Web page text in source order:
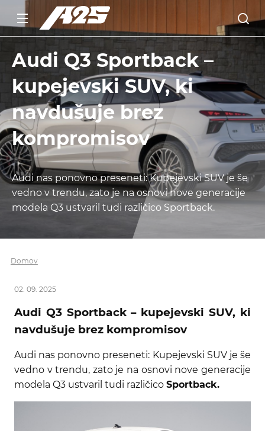
Audi Q3 Sportback –
kupejevski SUV, ki
navdušuje brez
kompromisov
Audi nas ponovno preseneti: Kupejevski SUV je še
vedno v trendu, zato je na osnovi nove generacije
modela Q3 ustvaril tudi različico Sportback.
Domov
02. 09. 2025
Audi Q3 Sportback – kupejevski SUV, ki
navdušuje brez kompromisov
Audi nas ponovno preseneti: Kupejevski SUV je še
vedno v trendu, zato je na osnovi nove generacije
modela Q3 ustvaril tudi različico Sportback.